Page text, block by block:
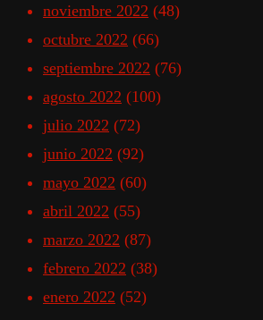
noviembre 2022 (48)
octubre 2022 (66)
septiembre 2022 (76)
agosto 2022 (100)
julio 2022 (72)
junio 2022 (92)
mayo 2022 (60)
abril 2022 (55)
marzo 2022 (87)
febrero 2022 (38)
enero 2022 (52)